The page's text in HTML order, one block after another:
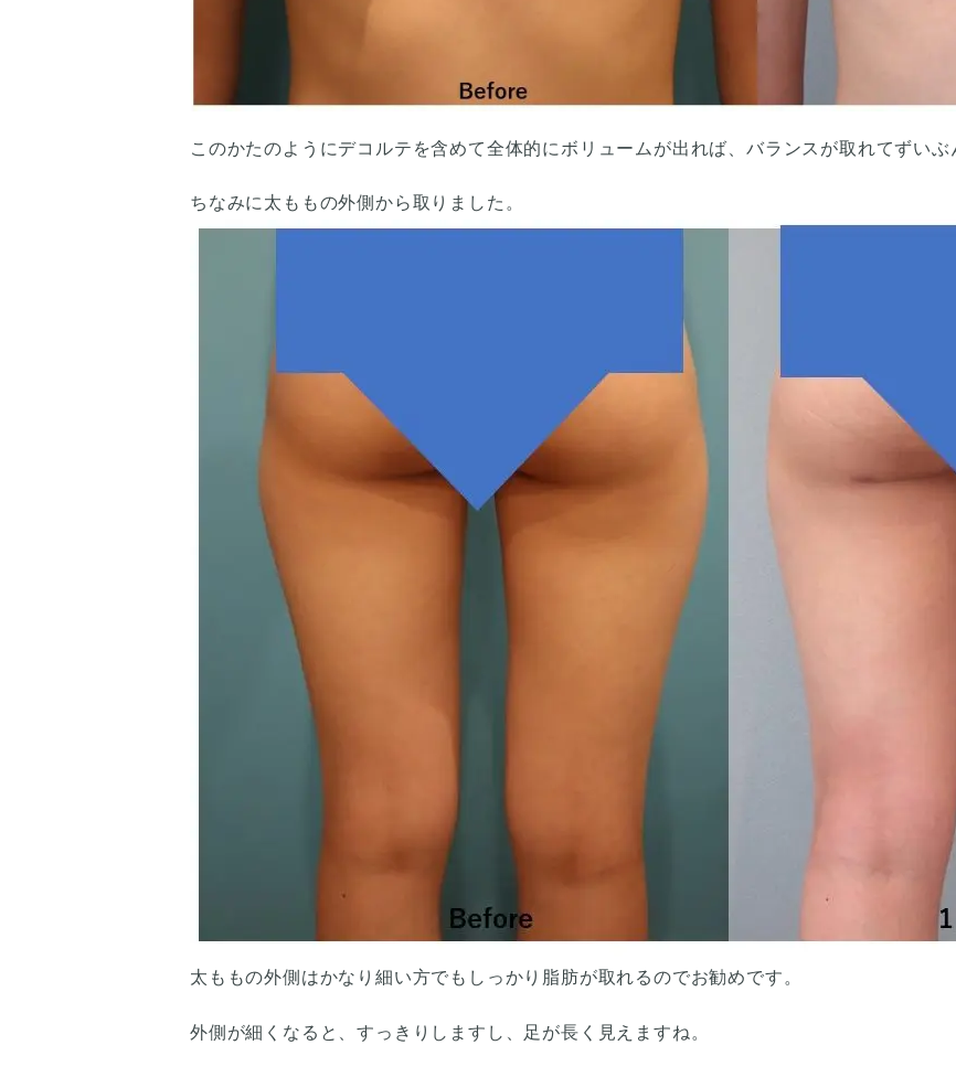
このかたのようにデコルテを含めて全体的にボリュームが出れば、バランスが取れてずいぶ
ちなみに太ももの外側から取りました。
太ももの外側はかなり細い方でもしっかり脂肪が取れるのでお勧めです。
外側が細くなると、すっきりしますし、足が長く見えますね。